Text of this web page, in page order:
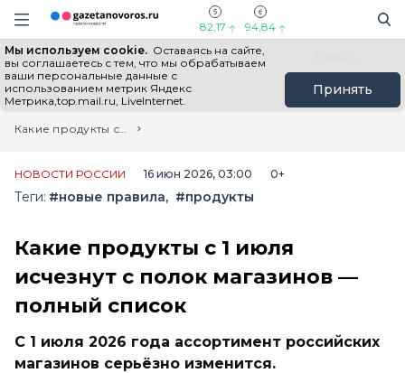
Информационный портал "ГазетаНоворос.ру"
Навигация сайта
82,17 94,84
Мы используем cookie. Оставаясь на сайте,
вы соглашаетесь с тем, что мы обрабатываем
ваши персональные данные с
использованием метрик Яндекс
Метрика,top.mail.ru, LiveInternet.
Принять
Все новости Новости России
Главная
Лента новостей
Какие продукты с 1 июля исчезнут с полок магазинов — полный список
НОВОСТИ РОССИИ 16 июн 2026, 03:00 0+
Теги: #новые правила #продукты
Какие продукты с 1 июля
исчезнут с полок магазинов —
полный список
С 1 июля 2026 года ассортимент российских
магазинов серьёзно изменится.